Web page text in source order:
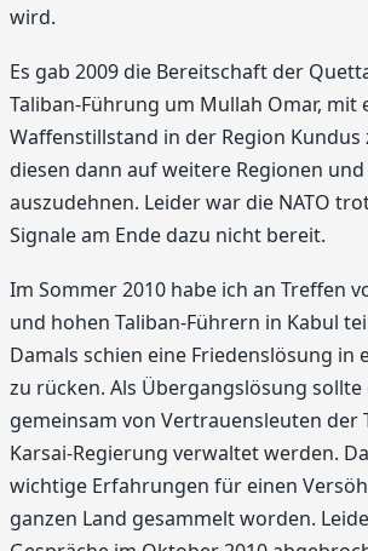
wird.
Es gab 2009 die Bereitschaft der
Taliban-Führung um Mullah Omar, mit
Waffenstillstand in der Region
diesen dann auf weitere Regionen und
auszudehnen. Leider war die NATO
Signale am Ende dazu nicht bereit.
Im Sommer 2010 habe ich an Treffen
und hohen Taliban-Führern in Kabul
Damals schien eine Friedenslösung in
zu rücken. Als Übergangslösung sollte
gemeinsam von Vertrauensleuten der
Karsai-Regierung verwaltet werden.
wichtige Erfahrungen für einen
ganzen Land gesammelt worden.